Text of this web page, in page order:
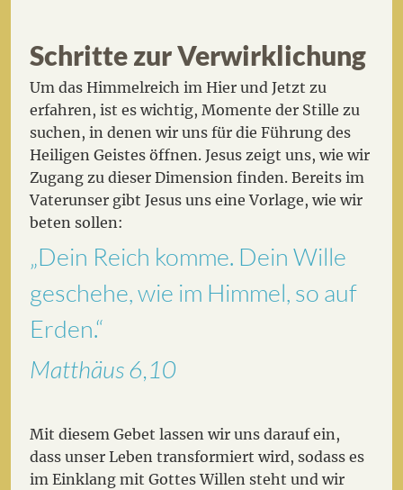
Schritte zur Verwirklichung
Um das Himmelreich im Hier und Jetzt zu
erfahren, ist es wichtig, Momente der Stille zu
suchen, in denen wir uns für die Führung des
Heiligen Geistes öffnen. Jesus zeigt uns, wie wir
Zugang zu dieser Dimension finden. Bereits im
Vaterunser gibt Jesus uns eine Vorlage, wie wir
beten sollen:
„Dein Reich komme. Dein Wille
geschehe, wie im Himmel, so auf
Erden.“
Matthäus 6,10
Mit diesem Gebet lassen wir uns darauf ein,
dass unser Leben transformiert wird, sodass es
im Einklang mit Gottes Willen steht und wir